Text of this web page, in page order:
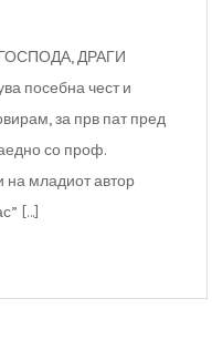
ДРАГИ
посебна чест и
за прв пат пред
со проф.
на младиот автор
[…]